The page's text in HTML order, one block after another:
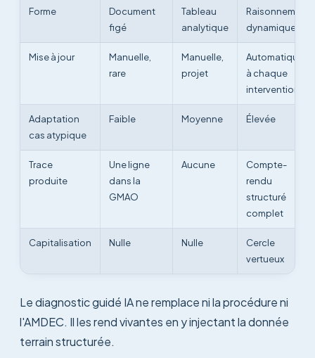
Forme
Document
figé
Tableau
analytique
Raisonnement
dynamique
Mise à jour
Manuelle,
rare
Manuelle,
projet
Automatique
à chaque
intervention
Adaptation
cas atypique
Faible Moyenne Élevée
Trace
produite
Une ligne
dans la
GMAO
Aucune
Compte-
rendu
structuré
complet
Capitalisation Nulle Nulle
Cercle
vertueux
Le diagnostic guidé IA ne remplace ni la procédure ni
l'AMDEC. Il les rend vivantes en y injectant la donnée
terrain structurée.